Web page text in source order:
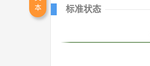
标准状态
本